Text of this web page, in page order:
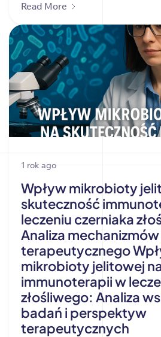
Read More
1 rok ago
Wpływ mikrobioty
skuteczność
leczeniu czerniaka
Analiza
terapeutycznego
mikrobioty jelitowej
immunoterapii w
złośliwego: Analiza
badań i perspektyw
terapeutycznych